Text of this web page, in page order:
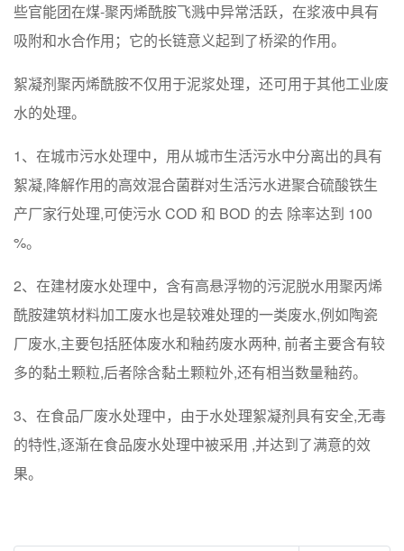
些官能团在煤-聚丙烯酰胺飞溅中异常活跃，在浆液中具有
吸附和水合作用；它的长链意义起到了桥梁的作用。
絮凝剂聚丙烯酰胺不仅用于泥浆处理，还可用于其他工业废
水的处理。
1、在城市污水处理中，用从城市生活污水中分离出的具有
絮凝,降解作用的高效混合菌群对生活污水进聚合硫酸铁生
产厂家行处理,可使污水 COD 和 BOD 的去 除率达到 100
%。
2、在建材废水处理中，含有高悬浮物的污泥脱水用聚丙烯
酰胺建筑材料加工废水也是较难处理的一类废水,例如陶瓷
厂废水,主要包括胚体废水和釉药废水两种, 前者主要含有较
多的黏土颗粒,后者除含黏土颗粒外,还有相当数量釉药。
3、在食品厂废水处理中，由于水处理絮凝剂具有安全,无毒
的特性,逐渐在食品废水处理中被采用 ,并达到了满意的效
果。